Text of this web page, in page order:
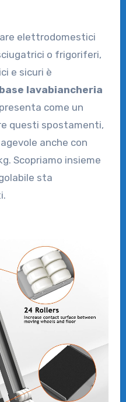
o frigoriferi,
e sicuri è
lavabiancheria
come un
questi spostamenti,
anche con
Scopriamo insieme
sta